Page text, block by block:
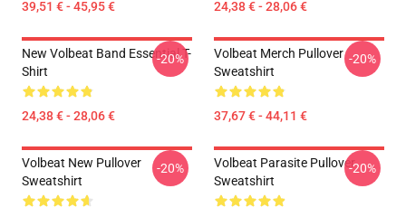
39,51 € - 45,95 € 24,38 € - 28,06 €
New Volbeat Band Essential T-
Shirt
24,38 € - 28,06 €
-20%
Volbeat Merch Pullover
Sweatshirt
37,67 € - 44,11 €
-20%
Volbeat New Pullover
Sweatshirt
-20%
Volbeat Parasite Pullover
Sweatshirt
-20%